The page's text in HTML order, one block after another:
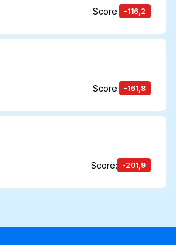
Score: -116,2
Score: -161,8
Score: -201,9